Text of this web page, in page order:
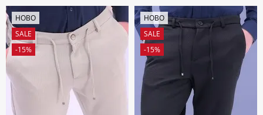
НОВО
SALE
-15%
НОВО
SALE
-15%